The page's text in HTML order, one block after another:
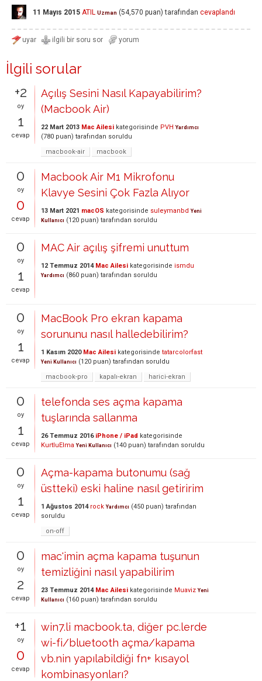
11 Mayıs 2015 ATIL Uzman (54,570 puan) tarafından cevaplandı
İlgili sorular
+2
oy
1
cevap
Açılış Sesini Nasıl Kapayabilirim?
(Macbook Air)
22 Mart 2013 Mac Ailesi kategorisinde PVH Yardımcı
(780 puan) tarafından soruldu
macbook-air
macbook
0
oy
0
cevap
Macbook Air M1 Mikrofonu
Klavye Sesini Çok Fazla Alıyor
13 Mart 2021 macOS kategorisinde suleymanbd Yeni
Kullanıcı (120 puan) tarafından soruldu
0
oy
1
cevap
MAC Air açılış şifremi unuttum
12 Temmuz 2014 Mac Ailesi kategorisinde ismdu
Yardımcı (860 puan) tarafından soruldu
0
oy
1
cevap
MacBook Pro ekran kapama
sorununu nasıl halledebilirim?
1 Kasım 2020 Mac Ailesi kategorisinde tatarcolorfast
Yeni Kullanıcı (120 puan) tarafından soruldu
macbook-pro
kapalı-ekran harici-ekran
0
oy
1
cevap
telefonda ses açma kapama
tuşlarında sallanma
26 Temmuz 2016 iPhone / iPad kategorisinde
KurtluElma Yeni Kullanıcı (140 puan) tarafından soruldu
0
oy
1
cevap
Açma-kapama butonumu (sağ
üstteki) eski haline nasıl getiririm
1 Ağustos 2014 rock Yardımcı (450 puan) tarafından
soruldu
on-off
0
oy
2
cevap
mac'imin açma kapama tuşunun
temizliğini nasıl yapabilirim
23 Temmuz 2014 Mac Ailesi kategorisinde Muaviz Yeni
Kullanıcı (160 puan) tarafından soruldu
+1
oy
0
cevap
win7.li macbook.ta, diğer pc.lerde
wi-fi/bluetooth açma/kapama
vb.nin yapılabildiği fn+ kısayol
kombinasyonları?